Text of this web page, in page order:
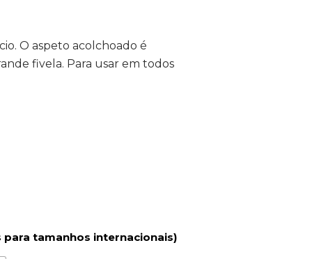
O aspeto acolchoado é
fivela. Para usar em todos
tamanhos internacionais)